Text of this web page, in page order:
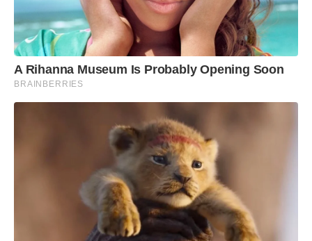
A Rihanna Museum Is Probably Opening Soon
BRAINBERRIES